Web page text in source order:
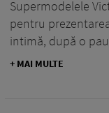
Supermodelele
pentru
intimă, după o
+ MAI MULTE